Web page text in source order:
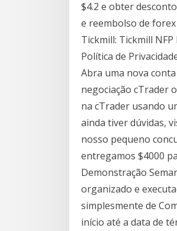
$4.2 e obter
e reembolso de
Tickmill: Tickmill
Política de
Abra uma nova
negociação cTrader
na cTrader usando
ainda tiver dúvidas,
nosso pequeno
entregamos $4000
Demonstração
organizado e
simplesmente de
início até a data de